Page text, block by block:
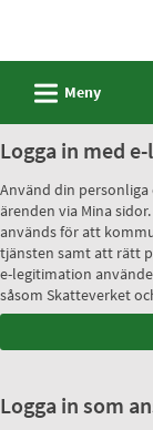
tjänster
-
Alvesta
kommun
L Meny
Logga in med
Använd din
ärenden via Mina
används för att
tjänsten samt att rätt
e-legitimation
såsom Skatteverket
Logga in som